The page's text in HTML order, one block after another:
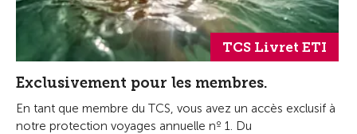
TCS Livret ETI
Exclusivement pour les membres.
En tant que membre du TCS, vous avez un accès exclusif à
notre protection voyages annuelle nº 1. Du